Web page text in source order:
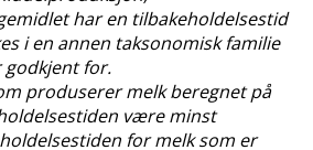
har en tilbakeholdelsestid
i en annen taksonomisk familie
for.
produserer melk beregnet på
være minst
for melk som er